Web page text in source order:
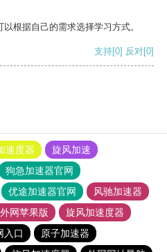
根据自己的需求选择学习方式。
支持[0] 反对[0]
速度器
旋风加速
狗急加速器官网
优途加速器官网
风驰加速器
网苹果版
旋风加速度器
入口
原子加速器